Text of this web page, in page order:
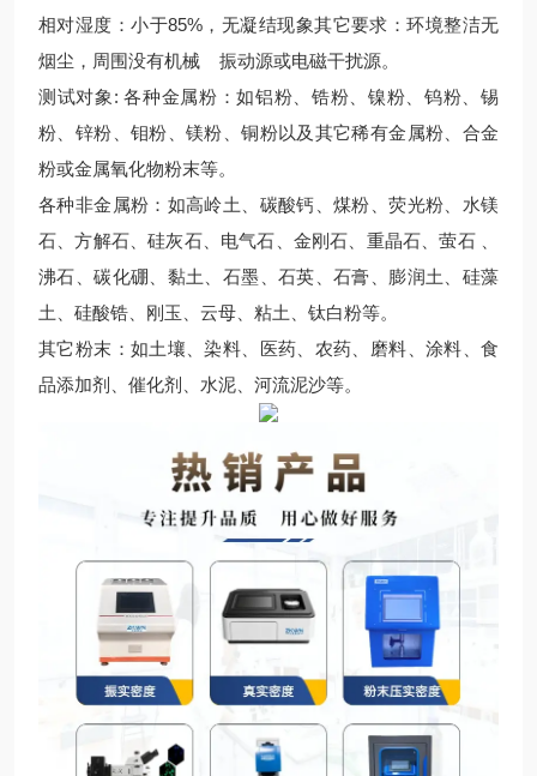
相对湿度：小于85%，无凝结现象其它要求：环境整洁无
烟尘，周围没有机械 振动源或电磁干扰源。
测试对象: 各种金属粉：如铝粉、锆粉、镍粉、钨粉、锡
粉、锌粉、钼粉、镁粉、铜粉以及其它稀有金属粉、合金
粉或金属氧化物粉末等。
各种非金属粉：如高岭土、碳酸钙、煤粉、荧光粉、水镁
石、方解石、硅灰石、电气石、金刚石、重晶石、萤石 、
沸石、碳化硼、黏土、石墨、石英、石膏、膨润土、硅藻
土、硅酸锆、刚玉、云母、粘土、钛白粉等。
其它粉末：如土壤、染料、医药、农药、磨料、涂料、食
品添加剂、催化剂、水泥、河流泥沙等。